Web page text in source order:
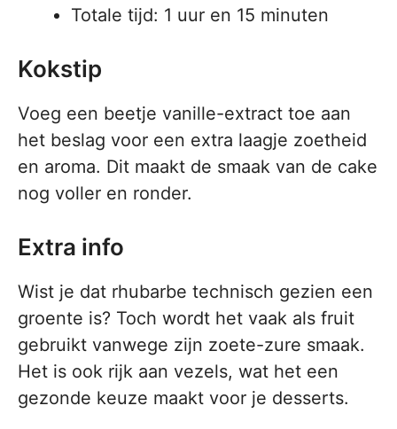
Totale tijd: 1 uur en 15 minuten
Kokstip
Voeg een beetje vanille-extract toe aan
het beslag voor een extra laagje zoetheid
en aroma. Dit maakt de smaak van de cake
nog voller en ronder.
Extra info
Wist je dat rhubarbe technisch gezien een
groente is? Toch wordt het vaak als fruit
gebruikt vanwege zijn zoete-zure smaak.
Het is ook rijk aan vezels, wat het een
gezonde keuze maakt voor je desserts.